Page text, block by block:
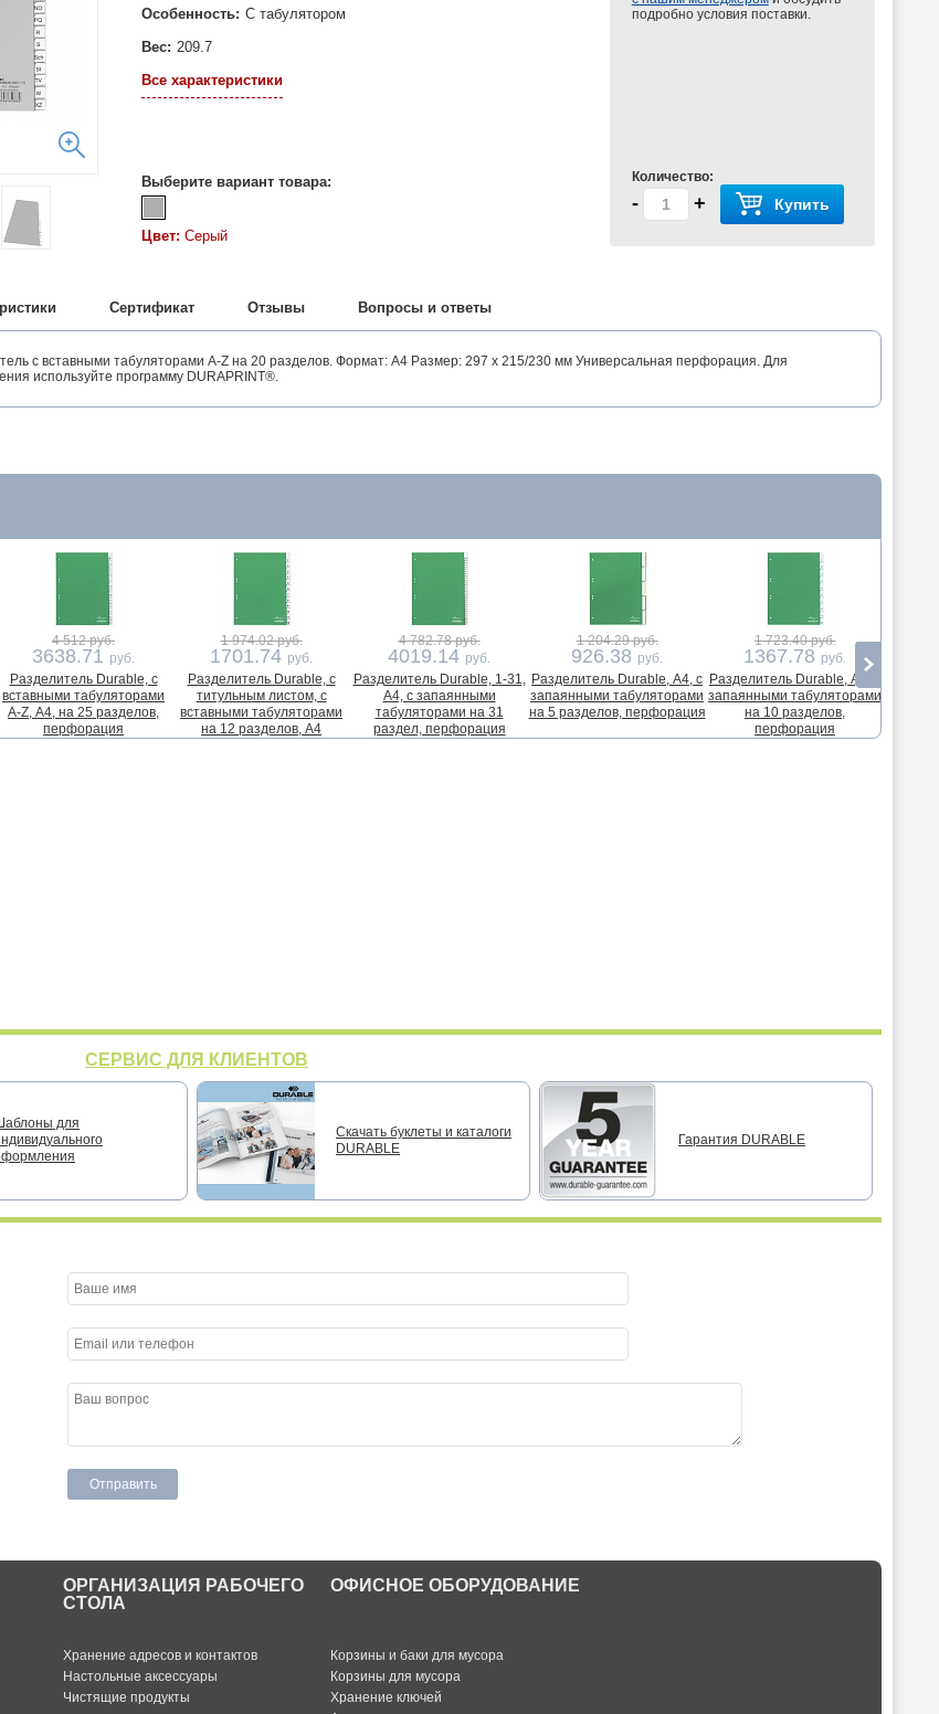
Особенность: С табулятором
Вес: 209.7
Все характеристики
Выберите вариант товара:
Цвет: Серый
подробно условия поставки.
Количество:
- + Купить
Сертификат Отзывы Вопросы и ответы
с вставными табуляторами A-Z на 20 разделов. Формат: A4 Размер: 297 x 215/230 мм Универсальная перфорация. Для
используйте программу DURAPRINT®.
4 512 руб.
3638.71 руб.
Разделитель Durable, с
вставными табуляторами
A-Z, А4, на 25 разделов,
перфорация
1 974.02 руб.
1701.74 руб.
Разделитель Durable, с
титульным листом, с
вставными табуляторами
на 12 разделов, А4
4 782.78 руб.
4019.14 руб.
Разделитель Durable, 1-31,
А4, с запаянными
табуляторами на 31
раздел, перфорация
1 204.29 руб.
926.38 руб.
Разделитель Durable, А4, с
запаянными табуляторами
на 5 разделов, перфорация
1 723.40 руб.
1367.78 руб.
Разделитель Durable, А4, с
запаянными табуляторами
на 10 разделов,
перфорация
СЕРВИС ДЛЯ КЛИЕНТОВ
для
Скачать буклеты и каталоги
DURABLE
Гарантия DURABLE
ОРГАНИЗАЦИЯ РАБОЧЕГО
СТОЛА
Хранение адресов и контактов
Настольные аксессуары
Чистящие продукты
ОФИСНОЕ ОБОРУДОВАНИЕ
Корзины и баки для мусора
Корзины для мусора
Хранение ключей